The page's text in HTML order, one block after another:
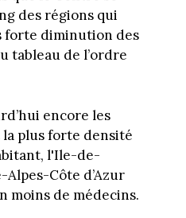
des régions qui
forte diminution des
tableau de l’ordre
encore les
plus forte densité
l'Ile-de-
Côte d’Azur
moins de médecins.